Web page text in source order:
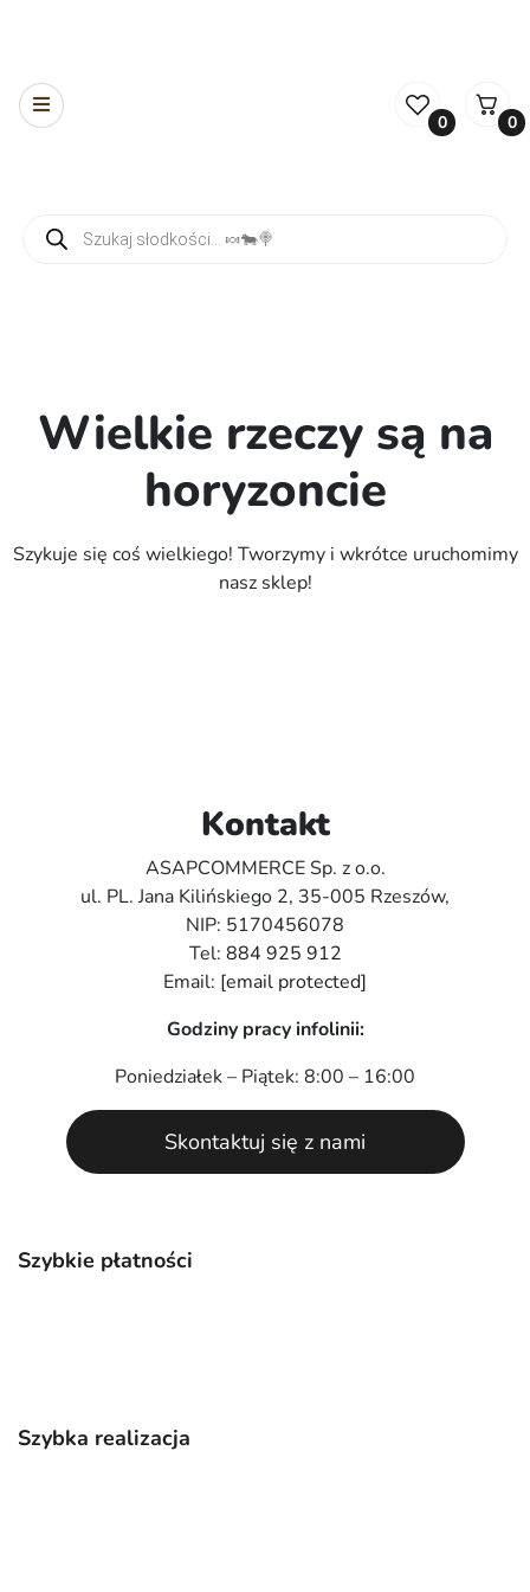
0 0
Wielkie rzeczy są na
horyzoncie
Szykuje się coś wielkiego! Tworzymy i wkrótce uruchomimy
nasz sklep!
Szybkie płatności
Szybka realizacja
Kontakt
ASAPCOMMERCE Sp. z o.o.
ul. PL. Jana Kilińskiego 2, 35-005 Rzeszów,
NIP: 5170456078
Tel: 884 925 912
Email: [email protected]
Godziny pracy infolinii:
Poniedziałek – Piątek: 8:00 – 16:00
Skontaktuj się z nami